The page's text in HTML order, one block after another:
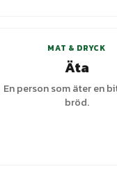
MAT & DRYCK
Äta
En person som äter en
bröd.